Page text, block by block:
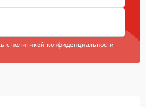
с политикой конфиденциальности